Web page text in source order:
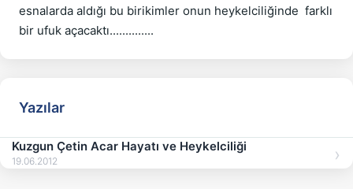
esnalarda aldığı bu birikimler onun heykelciliğinde  farklı
bir ufuk açacaktı..............
Yazılar
Kuzgun Çetin Acar Hayatı ve Heykelciliği
19.06.2012